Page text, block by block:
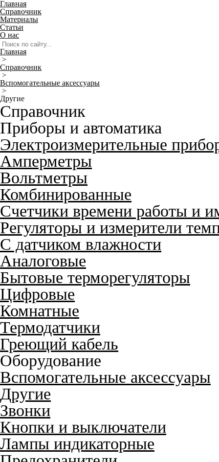
Главная
Справочник
Материалы
Статьи
О нас
Главная
>
Справочник
>
Вспомогательные аксессуары
>
Другие
Справочник
Приборы и автоматика
Электроизмерительные
Амперметры
Вольтметры
Комбинированные
Счетчики времени работы и
Регуляторы и измерители
С датчиком влажности
Аналоговые
Бытовые терморегуляторы
Цифровые
Комнатные
Термодатчики
Греющий кабель
Оборудование
Вспомогательные аксессуары
Другие
Звонки
Кнопки и выключатели
Лампы индикаторные